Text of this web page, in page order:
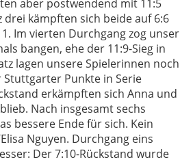
aber postwendend mit 11:5
drei kämpften sich beide auf 6:6
Im vierten Durchgang zog unser
bangen, ehe der 11:9-Sieg in
lagen unsere Spielerinnen noch
Stuttgarter Punkte in Serie
erkämpften sich Anna und
Nach insgesamt sechs
bessere Ende für sich. Kein
Nguyen. Durchgang eins
Der 7:10-Rückstand wurde